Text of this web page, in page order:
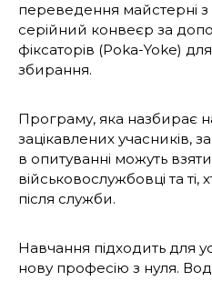
переведення майстерні з
серійний конвеєр за
фіксаторів (Poka-Yoke)
збирання.
Програму, яка назбирає
зацікавлених учасників,
в опитуванні можуть
військовослужбовці та ті,
після служби.
Навчання підходить для
нову професію з нуля.